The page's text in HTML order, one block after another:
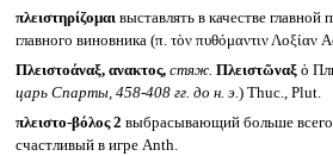
πλειστηρίζομαι выставлять в качестве
главного виновника (π. τὸν πυθόμαντιν Λοξίαν
Πλειστοάναξ, ανακτος, стяж. Πλειστῶναξ ὁ
царь Спарты, 458-408 гг. до н. э.) Thuc., Plut.
πλειστο-βόλος 2 выбрасывающий больше всего
счастливый в игре Anth.